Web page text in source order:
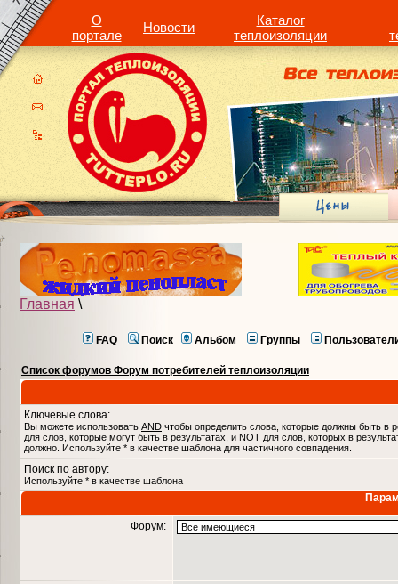
О
портале
Новости
Каталог
теплоизоляции
Главная \
FAQ Поиск Альбом Группы
Список форумов Форум потребителей теплоизоляции
Ключевые слова:
Вы можете использовать AND чтобы определить слова, которые должны быть в
для слов, которые могут быть в результатах, и NOT для слов, которых в
должно. Используйте * в качестве шаблона для частичного совпадения.
Поиск по автору:
Используйте * в качестве шаблона
Форум: